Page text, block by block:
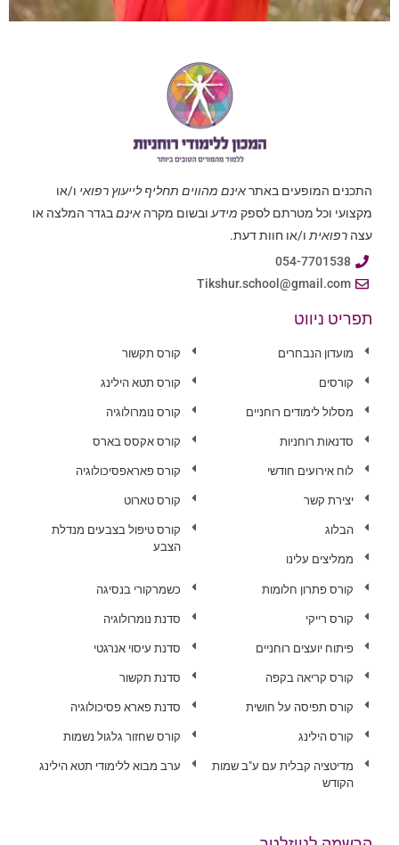
התכנים המופעים באתראינם מהווים תחליף לייעוץ רפואי ו/או
מקצועי וכל מטרתם לספק מידעובשום מקרה אינםבגדר המלצה או
עצה רפואיתו/או חוות דעת.
054-7701538
Tikshur.school@gmail.com
תפריט ניווט
מועדון הנבחרים
קורסים
מסלול לימודים רוחניים
סדנאות רוחניות
לוח אירועים חודשי
יצירת קשר
הבלוג
ממליצים עלינו
קורס תקשור
קורס תטא הילינג
קורס נומרולוגיה
קורס אקסס בארס
קורס פאראפסיכולוגיה
קורס טארוט
קורס טיפול בצבעים מנדלת
הצבע
קורס פתרון חלומות
קורס רייקי
פיתוח יועצים רוחניים
קורס קריאה בקפה
קורס תפיסה על חושית
קורס הילינג
מדיטציה קבלית עם ע"ב שמות
הקודש
כשמרקורי בנסיגה
סדנת נומרולוגיה
סדנת עיסוי אנרגטי
סדנת תקשור
סדנת פארא פסיכולוגיה
קורס שחזור גלגול נשמות
ערב מבוא ללימודי תטא הילינג